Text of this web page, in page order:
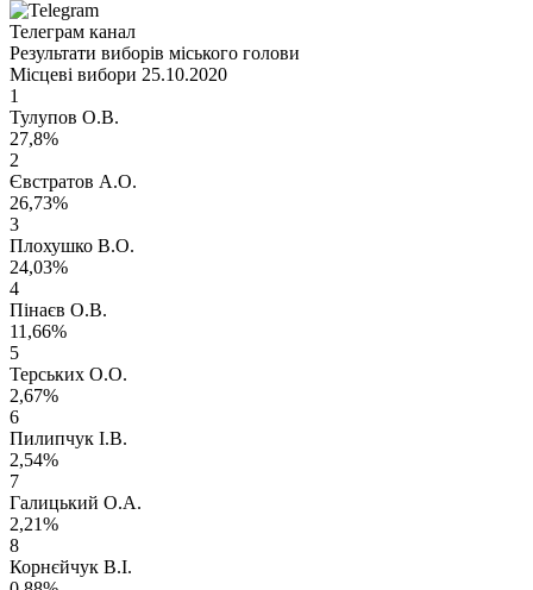
Телеграм канал
Результати виборів міського голови
Місцеві вибори 25.10.2020
1
Тулупов О.В.
27,8%
2
Євстратов А.О.
26,73%
3
Плохушко В.О.
24,03%
4
Пінаєв О.В.
11,66%
5
Терських О.О.
2,67%
6
Пилипчук І.В.
2,54%
7
Галицький О.А.
2,21%
8
Корнєйчук В.І.